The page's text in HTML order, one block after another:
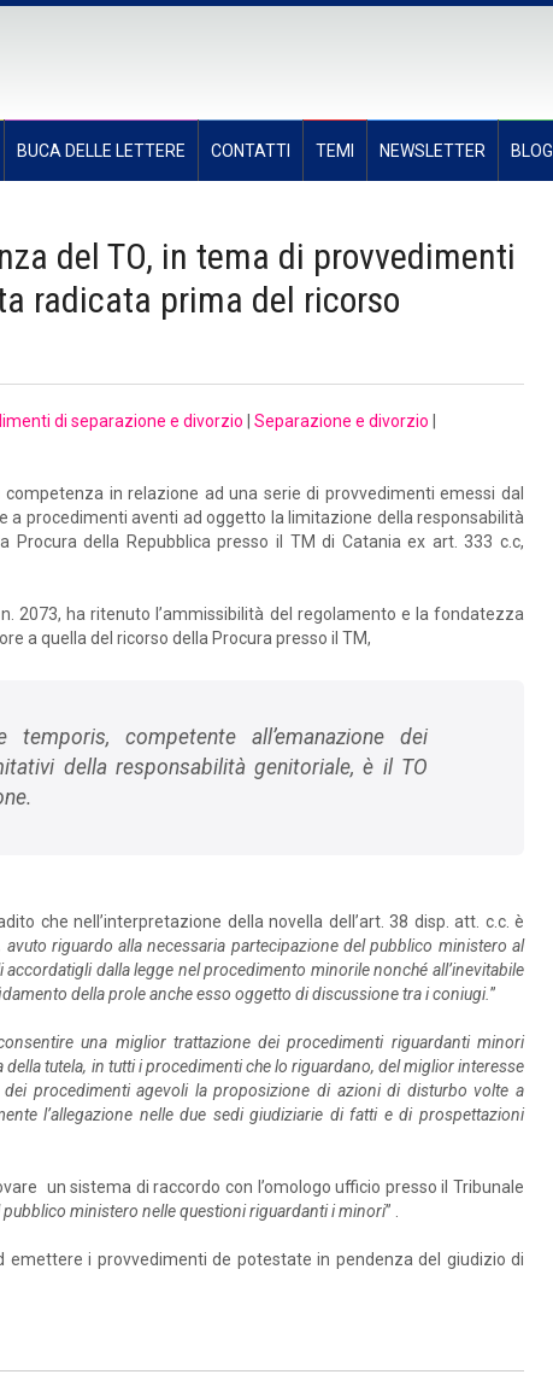
BUCA DELLE LETTERE CONTATTI TEMI NEWSLETTER BLOG
del TO, in tema di provvedimenti
radicata prima del ricorso
di separazione e divorzio Separazione e divorzio
competenza in relazione ad una serie di provvedimenti emessi dal
a procedimenti aventi ad oggetto la limitazione della responsabilità
della Repubblica presso il TM di Catania ex art. 333 c.c,
n. 2073, ha ritenuto l’ammissibilità del regolamento e la fondatezza
a quella del ricorso della Procura presso il TM,
temporis, competente all’emanazione dei
della responsabilità genitoriale, è il TO
che nell’interpretazione della novella dell’art. 38 disp. att. c.c. è
riguardo alla necessaria partecipazione del pubblico ministero al
dalla legge nel procedimento minorile nonché all’inevitabile
della prole anche esso oggetto di discussione tra i coniugi.”
una miglior trattazione dei procedimenti riguardanti minori
tutela, in tutti i procedimenti che lo riguardano, del miglior interesse
dei procedimenti agevoli la proposizione di azioni di disturbo volte a
l’allegazione nelle due sedi giudiziarie di fatti e di prospettazioni
un sistema di raccordo con l’omologo ufficio presso il Tribunale
ministero nelle questioni riguardanti i minori” .
emettere i provvedimenti de potestate in pendenza del giudizio di